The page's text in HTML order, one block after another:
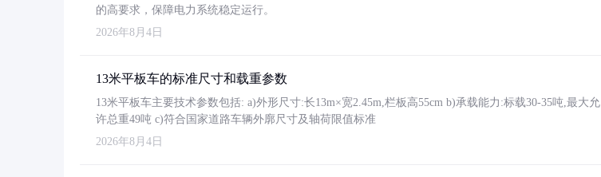
的高要求，保障电力系统稳定运行。
2026年8月4日
13米平板车的标准尺寸和载重参数
13米平板车主要技术参数包括: a)外形尺寸:长13m×宽2.45m,栏板高55cm b)承载能力:标载30-35吨,最大允
许总重49吨 c)符合国家道路车辆外廓尺寸及轴荷限值标准
2026年8月4日